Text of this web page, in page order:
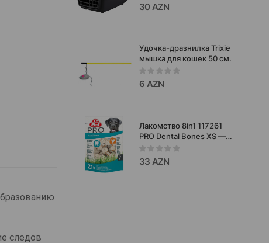
следов
30 AZN
Удочка-дразнилка Trixie
мышка для кошек 50 см.
6 AZN
Лакомство 8in1 117261
PRO Dental Bones XS —
это зубные
жевательные косточки,
созданные специально
33 AZN